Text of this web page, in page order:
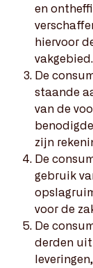
en
hiervoor
vakgebied.
De
staande
van de
zijn
De
gebruik
voor de
De
derden uit